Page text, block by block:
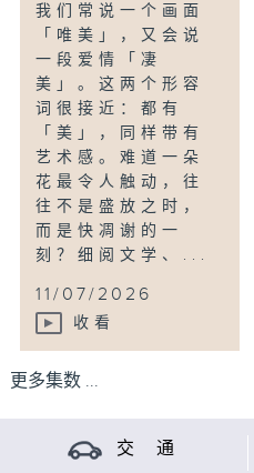
我们常说一个画面
「唯美」，又会说
一段爱情「凄
美」。这两个形容
词很接近：都有
「美」，同样带有
艺术感。难道一朵
花最令人触动，往
往不是盛放之时，
而是快凋谢的一
刻？细阅文学、...
11/07/2026
收看
更多集数 ...
交 通